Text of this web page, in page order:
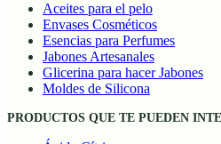
Aceites para el pelo
Envases Cosméticos
Esencias para Perfumes
Jabones Artesanales
Glicerina para hacer Jabones
Moldes de Silicona
PRODUCTOS QUE TE PUEDEN